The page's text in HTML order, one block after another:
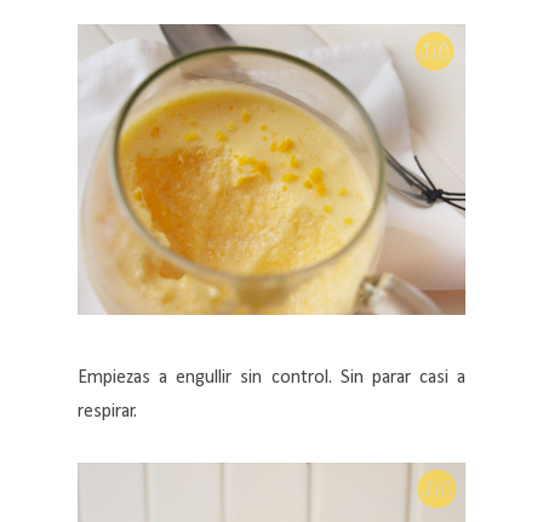
Empiezas a engullir sin control. Sin parar casi a
respirar.